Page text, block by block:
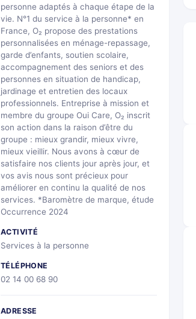
personne adaptés à chaque étape de la
vie. N°1 du service à la personne* en
France, O₂ propose des prestations
personnalisées en ménage-repassage,
garde d’enfants, soutien scolaire,
accompagnement des seniors et des
personnes en situation de handicap,
jardinage et entretien des locaux
professionnels. Entreprise à mission et
membre du groupe Oui Care, O₂ inscrit
son action dans la raison d’être du
groupe : mieux grandir, mieux vivre,
mieux vieillir. Nous avons à cœur de
satisfaire nos clients jour après jour, et
vos avis nous sont précieux pour
améliorer en continu la qualité de nos
services. *Baromètre de marque, étude
Occurrence 2024
ACTIVITÉ
Services à la personne
TÉLÉPHONE
02 14 00 68 90
ADRESSE